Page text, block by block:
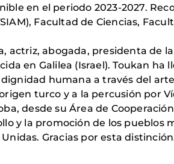
en el periodo 2023-2027.
Facultad de Ciencias,
abogada, presidenta de
en Galilea (Israel). Toukan ha
humana a través del
turco y a la percusión por
desde su Área de
y la promoción de los pueblos
Gracias por esta